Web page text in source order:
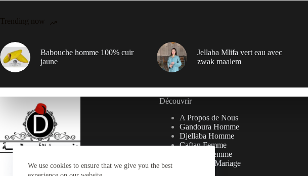
We use cookies to ensure that we give you the best
Trending now
Babouche homme 100% cuir
jaune
Jellaba Mlifa vert eau avec
zwak maalem
Découvrir
A Propos de Nous
Gandoura Homme
Djellaba Homme
Caftan Femme
Djellaba Femme
Collection Mariage